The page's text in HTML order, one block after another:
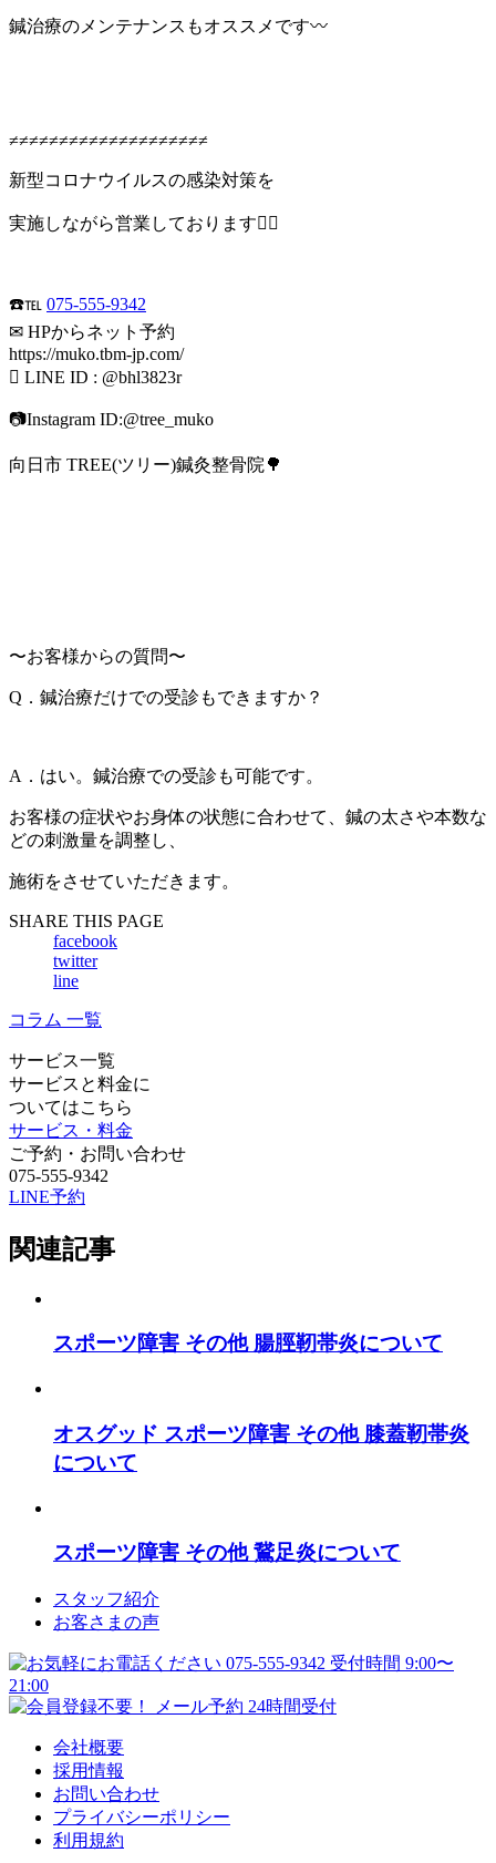
鍼治療のメンテナンスもオススメです〰︎
≠≠≠≠≠≠≠≠≠≠≠≠≠≠≠≠≠≠≠≠
新型コロナウイルスの感染対策を
実施しながら営業しております🙆‍♂️
☎️℡ 075-555-9342
✉ HPからネット予約
https://muko.tbm-jp.com/
 LINE ID : @bhl3823r
📷Instagram ID:@tree_muko
向日市 TREE(ツリー)鍼灸整骨院🌳
〜お客様からの質問〜
Q．鍼治療だけでの受診もできますか？
A．はい。鍼治療での受診も可能です。
お客様の症状やお身体の状態に合わせて、鍼の太さや本数な
どの刺激量を調整し、
施術をさせていただきます。
SHARE THIS PAGE
facebook
twitter
line
コラム 一覧
サービス一覧
サービスと料金に
ついてはこちら
サービス・料金
ご予約・お問い合わせ
075-555-9342
LINE予約
関連記事
スポーツ障害 その他 腸脛靭帯炎について
オスグッド スポーツ障害 その他 膝蓋靭帯炎
について
スポーツ障害 その他 鵞足炎について
スタッフ紹介
お客さまの声
会社概要
採用情報
お問い合わせ
プライバシーポリシー
利用規約